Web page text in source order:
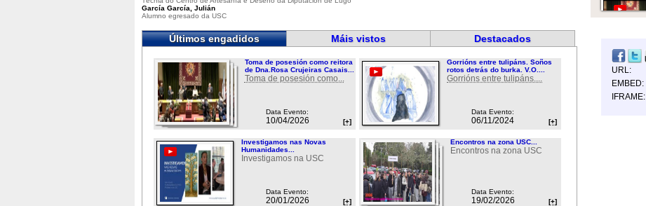
García García, Julián
Alumno egresado da USC
Últimos engadidos Máis vistos Destacados
Toma de posesión como reitora
de Dna.Rosa Crujeiras Casais...
Toma de posesión como...
Data Evento:
10/04/2026 [+]
Gorrións entre tulipáns. Soños
rotos detrás do burka. V.O....
Gorrións entre tulipáns....
Data Evento:
06/11/2024 [+]
Investigamos nas Novas
Humanidades...
Investigamos na USC
Data Evento:
20/01/2026 [+]
Encontros na zona USC...
Encontros na zona USC
Data Evento:
19/02/2026 [+]
URL:
EMBED:
IFRAME: